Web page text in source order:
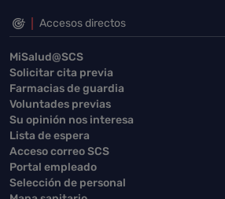
Accesos directos
MiSalud@SCS
Solicitar cita previa
Farmacias de guardia
Voluntades previas
Su opinión nos interesa
Lista de espera
Acceso correo SCS
Portal empleado
Selección de personal